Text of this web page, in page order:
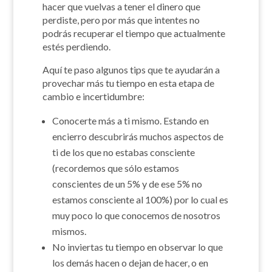
hacer que vuelvas a tener el dinero que
perdiste, pero por más que intentes no
podrás recuperar el tiempo que actualmente
estés perdiendo.
Aquí te paso algunos tips que te ayudarán a
provechar más tu tiempo en esta etapa de
cambio e incertidumbre:
Conocerte más a ti mismo. Estando en
encierro descubrirás muchos aspectos de
ti de los que no estabas consciente
(recordemos que sólo estamos
conscientes de un 5% y de ese 5% no
estamos consciente al 100%) por lo cual es
muy poco lo que conocemos de nosotros
mismos.
No inviertas tu tiempo en observar lo que
los demás hacen o dejan de hacer, o en